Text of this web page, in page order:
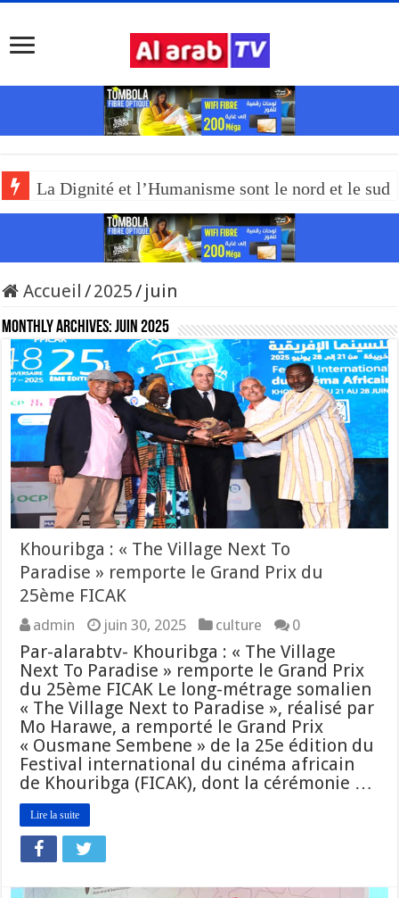
La Dignité et l’Humanisme sont le nord et le
Accueil /2025/ juin
Monthly Archives:juin 2025
Khouribga : « The Village Next To
Paradise » remporte le Grand Prix du
25ème FICAK
admin juin 30, 2025 culture 0
Par-alarabtv- Khouribga : « The Village
Next To Paradise » remporte le Grand Prix
du 25ème FICAK Le long-métrage somalien
« The Village Next to Paradise », réalisé par
Mo Harawe, a remporté le Grand Prix
« Ousmane Sembene » de la 25e édition du
Festival international du cinéma africain
de Khouribga (FICAK), dont la cérémonie …
Lire la suite